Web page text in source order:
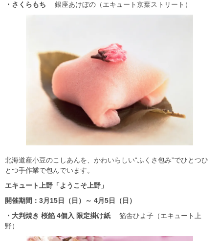
・さくらもち
銀座あけぼの（エキュート京葉ストリート）
北海道産小豆のこしあんを、かわいらしい“ふくさ包み”でひとつひ
とつ手作業で包んでいます。
エキュート上野「ようこそ上野」
開催期間：3月15日（日）～ 4月5日（日）
・大判焼き 桜餡 4個入 限定掛け紙 餡舎ひよ子（エキュート上
野）